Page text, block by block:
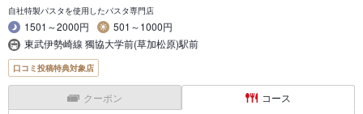
自社特製パスタを使用したパスタ専門店
1501～2000円
501～1000円
東武伊勢崎線 獨協大学前(草加松原)駅前
口コミ投稿特典対象店
クーポン コース